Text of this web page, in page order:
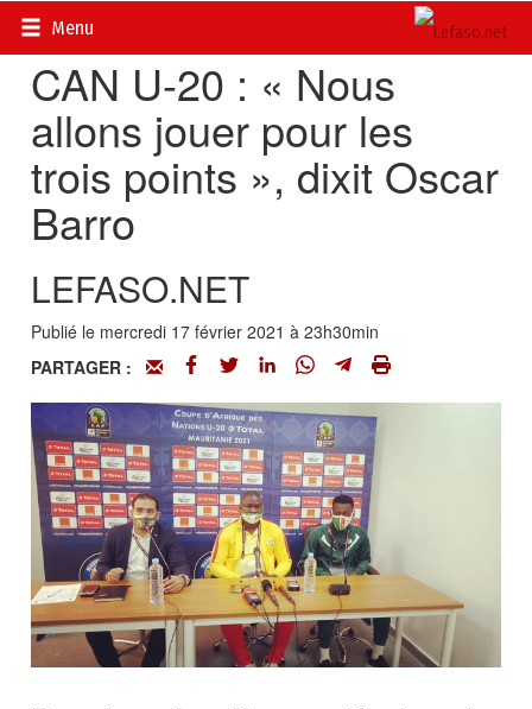
Menu
Accueil>
CAN U-20 : « Nous
allons jouer pour les
trois points », dixit Oscar
Barro
LEFASO.NET
Publié le mercredi 17 février 2021 à 23h30min
PARTAGER :